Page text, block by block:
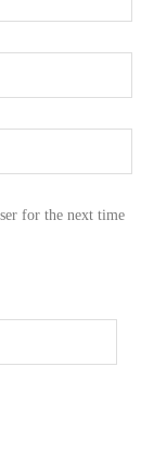
for the next time